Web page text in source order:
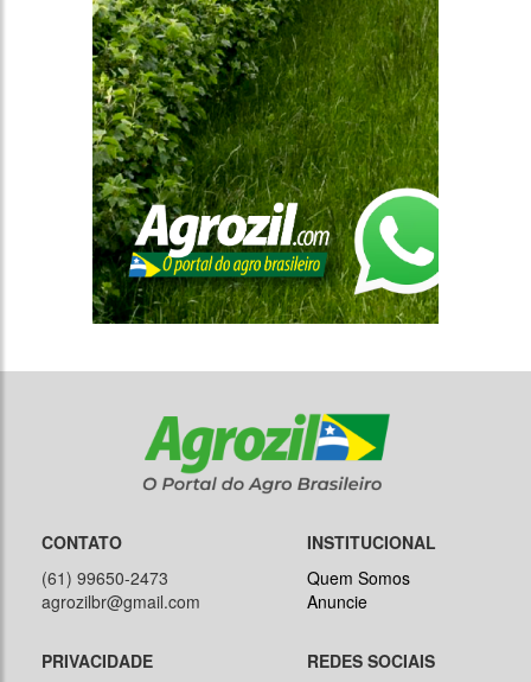
CONTATO
(61) 99650-2473
agrozilbr@gmail.com
INSTITUCIONAL
Quem Somos
Anuncie
PRIVACIDADE REDES SOCIAIS